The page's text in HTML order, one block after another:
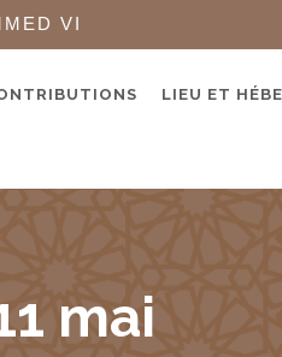
VI
LIEU ET
mai